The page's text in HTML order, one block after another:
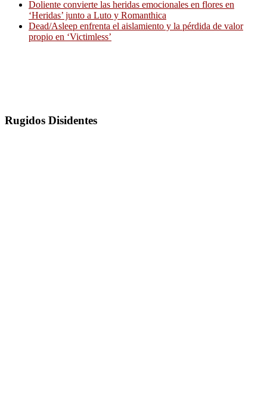
Doliente convierte las heridas emocionales en flores en
‘Heridas’ junto a Luto y Romanthica
Dead/Asleep enfrenta el aislamiento y la pérdida de valor
propio en ‘Victimless’
Rugidos Disidentes